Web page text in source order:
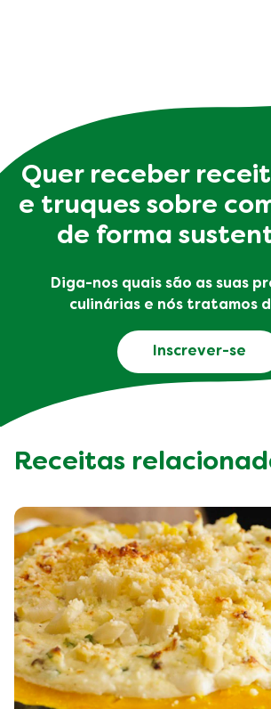
Quer receber
e truques sobre
de forma
Diga-nos quais são as suas
culinárias e nós tratamos
Inscrever-se
Receitas